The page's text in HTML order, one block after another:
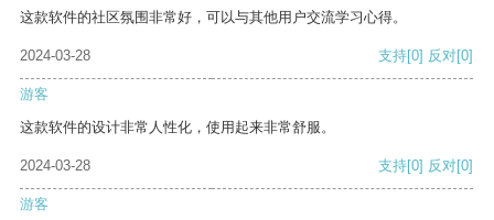
这款软件的社区氛围非常好，可以与其他用户交流学习心得。
2024-03-28 支持[0] 反对[0]
游客
这款软件的设计非常人性化，使用起来非常舒服。
2024-03-28 支持[0] 反对[0]
游客